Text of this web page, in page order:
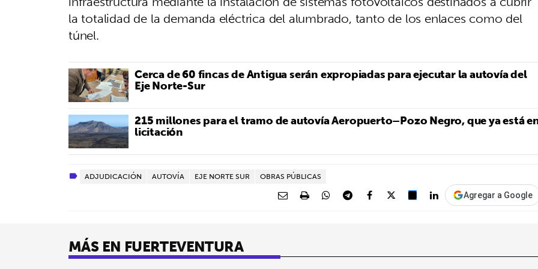
la totalidad de la demanda eléctrica del alumbrado, tanto de los enlaces como del
túnel.
Cerca de 60 fincas de Antigua serán expropiadas para ejecutar la autovía del
Eje Norte-Sur
215 millones para el tramo de autovía Aeropuerto–Pozo Negro, que ya está
licitación
ADJUDICACIÓN AUTOVÍA EJE NORTE SUR OBRAS PÚBLICAS
Agregar a Google
MÁS EN FUERTEVENTURA